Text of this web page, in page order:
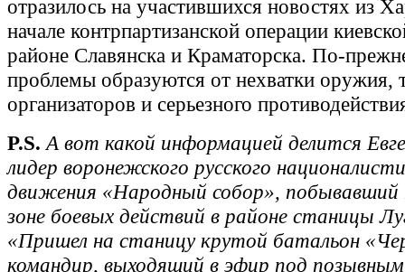
отразилось на участившихся новостях из
начале контрпартизанской операции
районе Славянска и Краматорска. По-
проблемы образуются от нехватки оружия,
организаторов и серьезного
P.S. А вот какой информацией делится
лидер воронежского русского
движения «Народный собор», побывавший
зоне боевых действий в районе станицы
«Пришел на станицу крутой батальон
командир, выходящий в эфир под